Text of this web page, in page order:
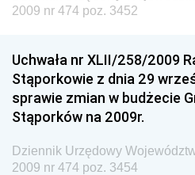
Dziennik Urzędowy Ministra
Dziennik Urzędowy Ministra
Narodowego i Sportu
Dziennik Urzędowy Ministra
Społecznej
Dziennik Urzędowy
Granicznej
2009 nr 474 poz. 3452
Uchwała nr XLII/258/2009
Stąporkowie z dnia 29
sprawie zmian w budżecie
Stąporków na 2009r.
Dziennik Urzędowy
2009 nr 474 poz. 3454